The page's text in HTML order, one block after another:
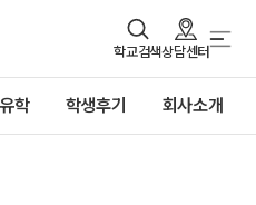
학교검색상담센터
학 학생후기 회사소개